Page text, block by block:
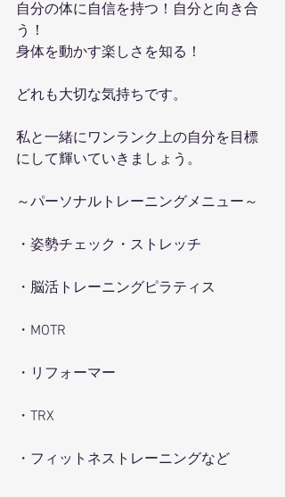
自分の体に自信を持つ！自分と向き合
う！
身体を動かす楽しさを知る！
どれも大切な気持ちです。
私と一緒にワンランク上の自分を目標
にして輝いていきましょう。
～パーソナルトレーニングメニュー～
・姿勢チェック・ストレッチ
・脳活トレーニングピラティス
・MOTR
・リフォーマー
・TRX
・フィットネストレーニングなど